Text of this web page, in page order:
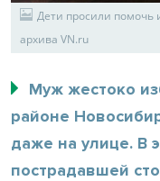
Дети просили помочь
архива VN.ru
Муж жестоко
районе
даже на улице. В
пострадавшей